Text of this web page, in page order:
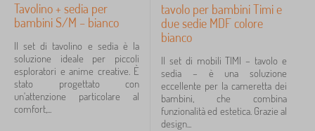
Tavolino + sedia per
bambini S/M – bianco
Il set di tavolino e sedia è la
soluzione ideale per piccoli
esploratori e anime creative. È
stato progettato con
un'attenzione particolare al
comfort,...
tavolo per bambini Timi e
due sedie MDF colore
bianco
Il set di mobili TIMI – tavolo e
sedia – è una soluzione
eccellente per la cameretta dei
bambini, che combina
funzionalità ed estetica. Grazie al
design...